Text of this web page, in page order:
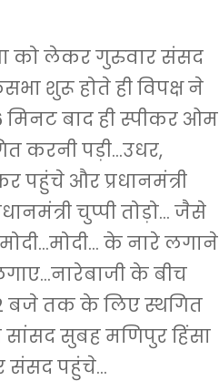
को लेकर गुरुवार संसद
शुरू होते ही विपक्ष ने
बाद ही स्पीकर ओम
करनी पड़ी…उधर,
पहुंचे और प्रधानमंत्री
चुप्पी तोड़ो… जैसे
के नारे लगाने
के बीच
बजे तक के लिए स्थगित
सांसद सुबह मणिपुर हिंसा
संसद पहुंचे…